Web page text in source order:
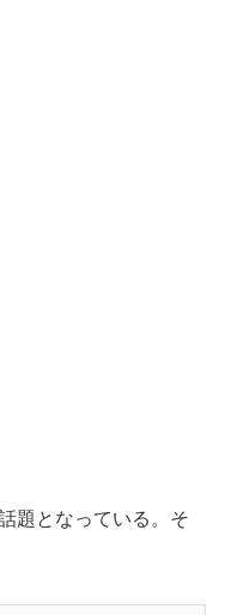
題となっている。そ